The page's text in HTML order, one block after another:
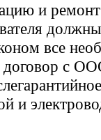
и
все
договор с
и